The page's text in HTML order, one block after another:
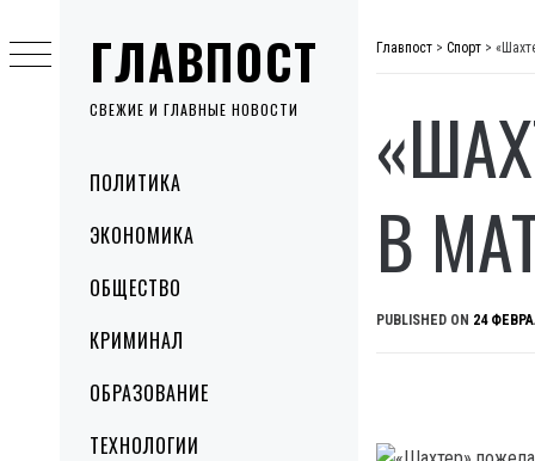
ГЛАВПОСТ
СВЕЖИЕ И ГЛАВНЫЕ НОВОСТИ
MenuПОЛИТИКА
ЭКОНОМИКА
ОБЩЕСТВО
КРИМИНАЛ
ОБРАЗОВАНИЕ
ТЕХНОЛОГИИ
to
content
Главпост > Спорт >
В
PUBLISHED ON 24